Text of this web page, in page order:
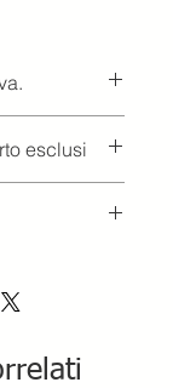
esclusi